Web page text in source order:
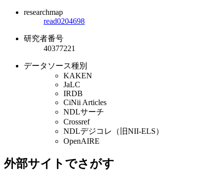
researchmap
read0204698
研究者番号
40377221
データソース種別
KAKEN
JaLC
IRDB
CiNii Articles
NDLサーチ
Crossref
NDLデジコレ（旧NII-ELS）
OpenAIRE
外部サイトでさがす